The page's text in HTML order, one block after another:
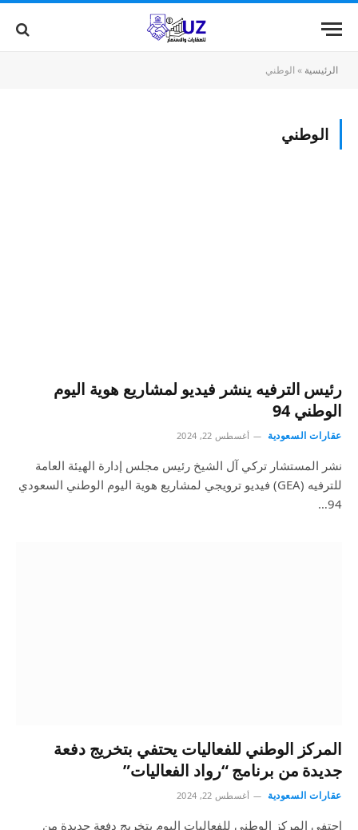
الرئيسية » الوطني
الوطني
رئيس الترفيه ينشر فيديو لمشاريع هوية اليوم
الوطني 94
عقارات السعودية أغسطس 22, 2024
نشر المستشار تركي آل الشيخ رئيس مجلس إدارة الهيئة العامة
للترفيه (GEA) فيديو ترويجي لمشاريع هوية اليوم الوطني السعودي
94…
المركز الوطني للفعاليات يحتفي بتخريج دفعة
جديدة من برنامج “رواد الفعاليات”
عقارات السعودية أغسطس 22, 2024
احتفى المركز الوطني للفعاليات اليوم بتخريج دفعة جديدة من